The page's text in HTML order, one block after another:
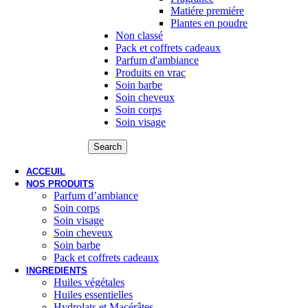
Matiére premiére
Plantes en poudre
Non classé
Pack et coffrets cadeaux
Parfum d'ambiance
Produits en vrac
Soin barbe
Soin cheveux
Soin corps
Soin visage
Search
ACCEUIL
NOS PRODUITS
Parfum d’ambiance
Soin corps
Soin visage
Soin cheveux
Soin barbe
Pack et coffrets cadeaux
INGREDIENTS
Huiles végétales
Huiles essentielles